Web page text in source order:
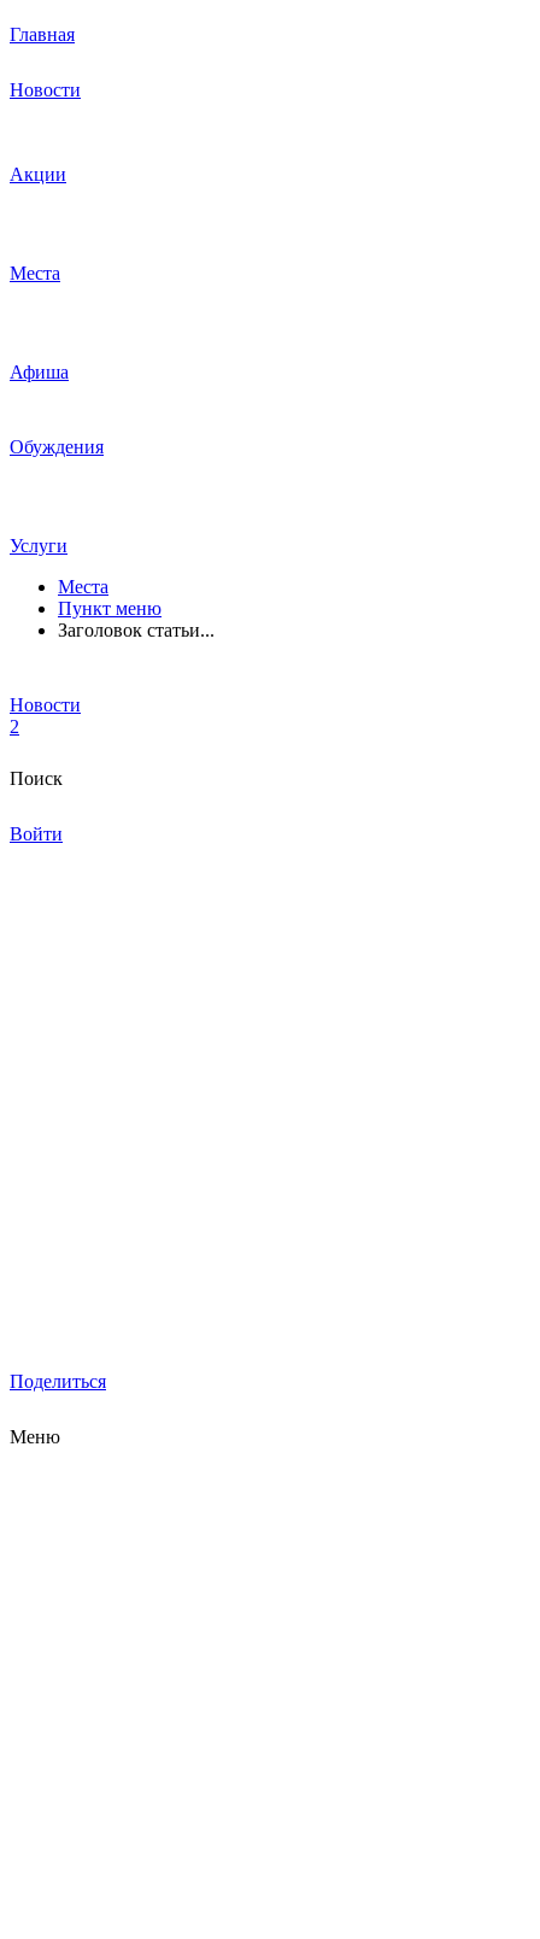
Главная
Новости
Акции
Места
Афиша
Обуждения
Услуги
Места
Пункт меню
Заголовок статьи...
Новости
2
Поиск
Войти
Поделиться
Меню